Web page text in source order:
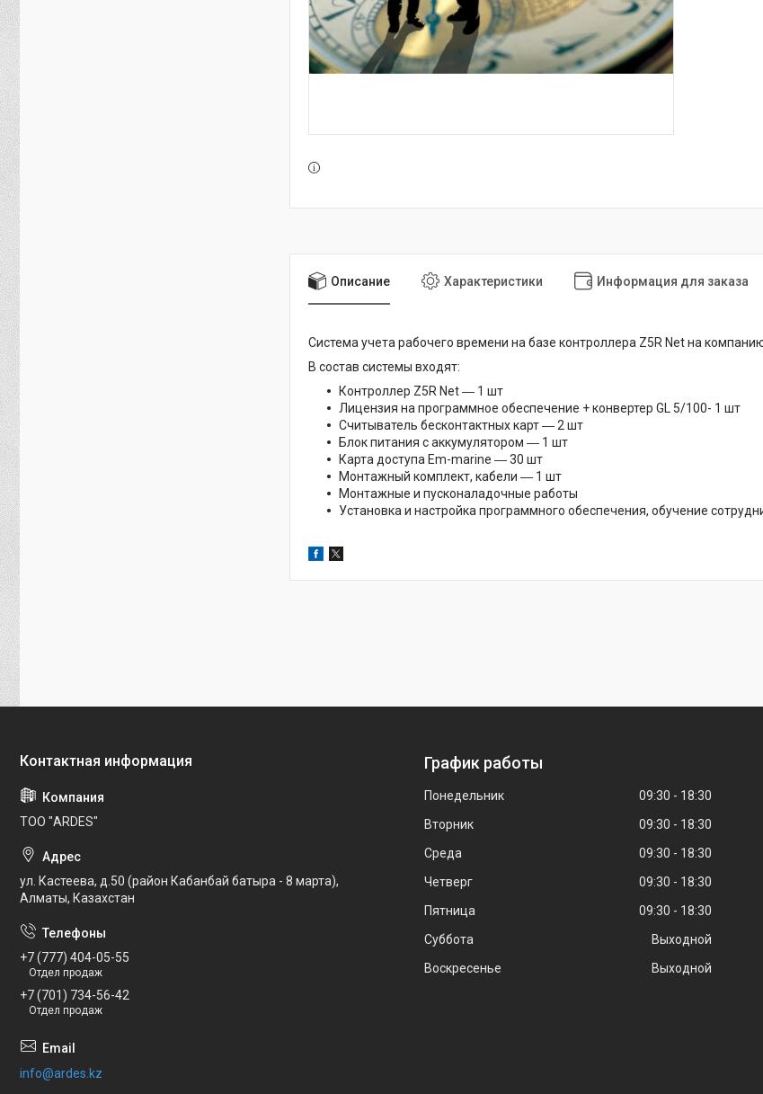
Описание Характеристики Информация для заказа
Система учета рабочего времени на базе контроллера Z5R Net на
В состав системы входят:
Контроллер Z5R Net ― 1 шт
Лицензия на программное обеспечение + конвертер GL 5/100- 1 шт
Считыватель бесконтактных карт ― 2 шт
Блок питания с аккумулятором ― 1 шт
Карта доступа Em-marine ― 30 шт
Монтажный комплект, кабели ― 1 шт
Монтажные и пусконаладочные работы
Установка и настройка программного обеспечения, обучение
ТОО "ARDES"
ул. Кастеева, д.50 (район Кабанбай батыра - 8 марта),
Алматы, Казахстан
+7 (777) 404-05-55
Отдел продаж
+7 (701) 734-56-42
Отдел продаж
info@ardes.kz
График работы
Понедельник 09:30
18:30
Вторник
09:30
18:30
Среда
09:30
18:30
Четверг
09:30
18:30
Пятница
09:30
18:30
Суббота
Выходной
Воскресенье
Выходной